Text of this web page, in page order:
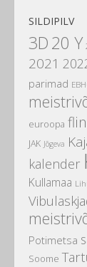
SILDIPILV
3D20 Y
2021
parimad
euroopa
JAK Jõgeva
kalender
Kullamaa
Potimetsa
Soome